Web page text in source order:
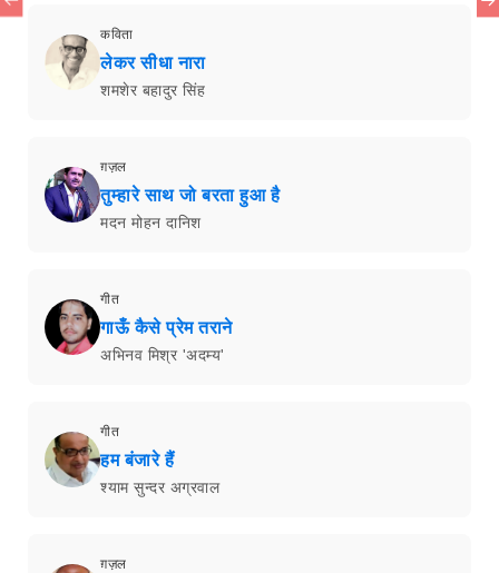
कविता
लेकर सीधा नारा
शमशेर बहादुर सिंह
ग़ज़ल
तुम्हारे साथ जो बरता हुआ है
मदन मोहन दानिश
गीत
गाऊँ कैसे प्रेम तराने
अभिनव मिश्र 'अदम्य'
गीत
हम बंजारे हैं
श्याम सुन्दर अग्रवाल
ग़ज़ल